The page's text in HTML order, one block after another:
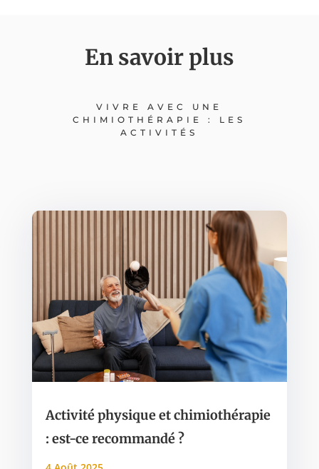
En savoir plus
VIVRE AVEC UNE
CHIMIOTHÉRAPIE : LES
ACTIVITÉS
Activité physique et chimiothérapie
: est-ce recommandé ?